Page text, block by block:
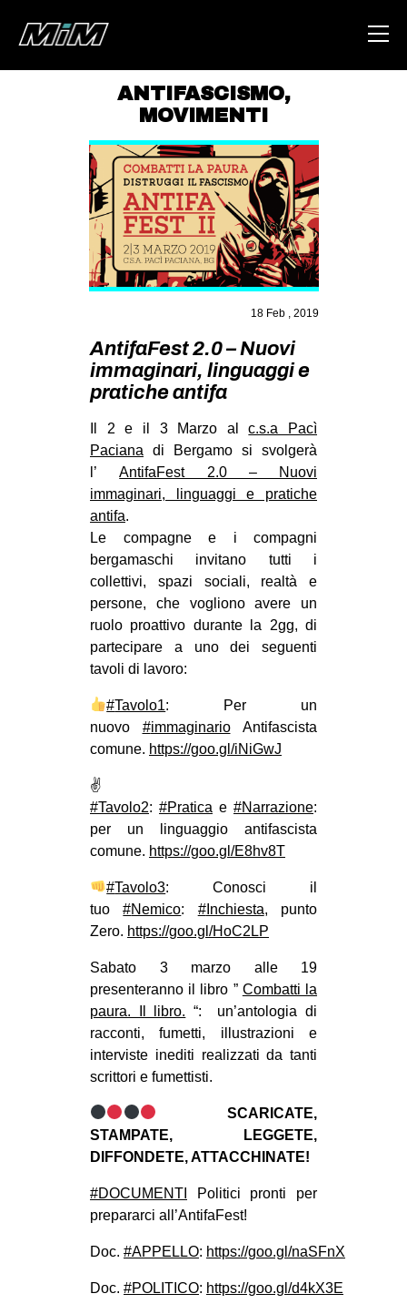
HOME
ABOUT
AREA
DEGENERAZIONE
GAZA FREESTYLE
CSOA LAMBRETTA
STUDENTI TSUNAMI
ZAM
MOBILITAZIONI
SPAZI
MOVIMENTI
AMBIENTE
ANTIFASCISMO
DIRITTO ALL’ABITARE
GENERI
MIGRAZIONI
PRECARIATO
CULTURE
CINEMA
MANIFESTI
RECENSIONI
INTERNAZIONALE
AFRICA
ESTREMO ORIENTE
EUROPA
MONDO
EVENTI
in
ANTIFASCISMO,
MOVIMENTI
18 Feb , 2019
AntifaFest 2.0 – Nuovi
immaginari, linguaggi e
pratiche antifa
Il 2 e il 3 Marzo alc.s.a Pacì
Paciana di Bergamo si svolgerà
l’AntifaFest 2.0 – Nuovi
immaginari, linguaggi e pratiche
antifa.
Le compagne e i compagni
bergamaschi invitano tutti i
collettivi, spazi sociali, realtà e
persone, che vogliono avere un
ruolo proattivo durante la 2gg, di
partecipare a uno dei seguenti
tavoli di lavoro:
#Tavolo1: Per un
nuovo #immaginarioAntifascista
comune. https://goo.gl/iNiGwJ
✌
#Tavolo2: #Pratica e #Narrazione:
per un linguaggio antifascista
comune. https://goo.gl/E8hv8T
#Tavolo3: Conosci il
tuo#Nemico: #Inchiesta, punto
Zero. https://goo.gl/HoC2LP
Sabato 3 marzo alle 19
presenteranno il libro ” Combatti la
paura. Il libro. “: un’antologia di
racconti, fumetti, illustrazioni e
interviste inediti realizzati da tanti
scrittori e fumettisti.
SCARICATE,
STAMPATE, LEGGETE,
DIFFONDETE, ATTACCHINATE!
#DOCUMENTI
Politici pronti per
prepararci all’AntifaFest!
Doc. #APPELLO: https://goo.gl/naSFnX
Doc. #POLITICO: https://goo.gl/d4kX3E